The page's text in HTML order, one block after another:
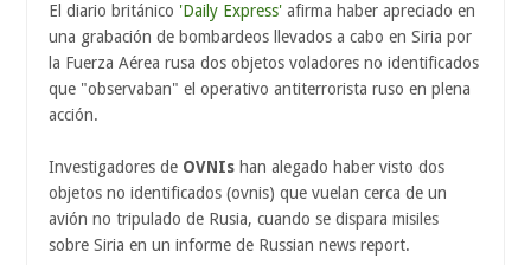
El diario británico 'Daily Express' afirma haber apreciado en
una grabación de bombardeos llevados a cabo en Siria por
la Fuerza Aérea rusa dos objetos voladores no identificados
que "observaban" el operativo antiterrorista ruso en plena
acción.
Investigadores de OVNIs han alegado haber visto dos
objetos no identificados (ovnis) que vuelan cerca de un
avión no tripulado de Rusia, cuando se dispara misiles
sobre Siria en un informe de Russian news report.